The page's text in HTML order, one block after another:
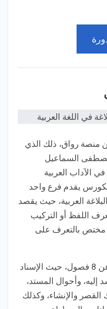
منصة رواق، ذلك الذي
مصطفى السماعيل
الآداب العربية
الكورس يقدم فرع واحد
العربية، حيث يقصد
اللفظ أو التركيب
مختص بالتعرف على
ويمكن الإشارة إلى أنه عبارة عن 8 فصول، حيث الإسناد
إليه، وأحوال المستد،
والإنشاء، وكذلك